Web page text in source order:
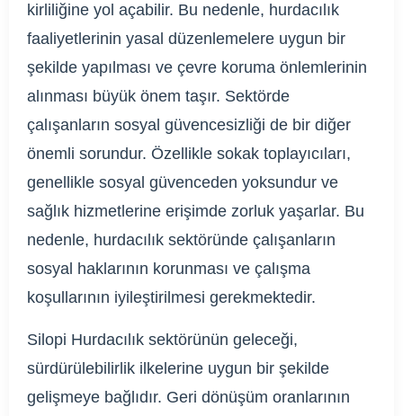
kirliliğine yol açabilir. Bu nedenle, hurdacılık
faaliyetlerinin yasal düzenlemelere uygun bir
şekilde yapılması ve çevre koruma önlemlerinin
alınması büyük önem taşır. Sektörde
çalışanların sosyal güvencesizliği de bir diğer
önemli sorundur. Özellikle sokak toplayıcıları,
genellikle sosyal güvenceden yoksundur ve
sağlık hizmetlerine erişimde zorluk yaşarlar. Bu
nedenle, hurdacılık sektöründe çalışanların
sosyal haklarının korunması ve çalışma
koşullarının iyileştirilmesi gerekmektedir.
Silopi Hurdacılık sektörünün geleceği,
sürdürülebilirlik ilkelerine uygun bir şekilde
gelişmeye bağlıdır. Geri dönüşüm oranlarının